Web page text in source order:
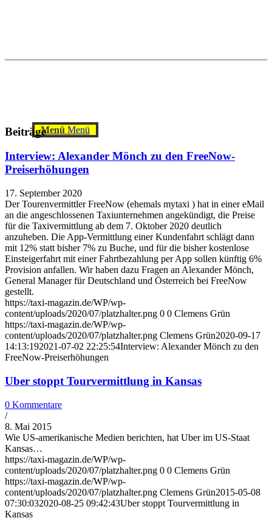
Menü Menü
Beiträge
Interview: Alexander Mönch zu den FreeNow-
Preiserhöhungen
17. September 2020
Der Tourenvermittler FreeNow (ehemals mytaxi ) hat in einer eMail
an die angeschlossenen Taxiunternehmen angekündigt, die Preise
für die Taxivermittlung ab dem 7. Oktober 2020 deutlich
anzuheben. Die App-Vermittlung einer Kundenfahrt schlägt dann
mit 12% statt bisher 7% zu Buche, und für die bisher kostenlose
Einsteigerfahrt mit einer Fahrtbezahlung per App sollen künftig 6%
Provision anfallen. Wir haben dazu Fragen an Alexander Mönch,
General Manager für Deutschland und Österreich bei FreeNow
gestellt.
https://taxi-magazin.de/WP/wp-
content/uploads/2020/07/platzhalter.png 0 0 Clemens Grün
https://taxi-magazin.de/WP/wp-
content/uploads/2020/07/platzhalter.png Clemens Grün2020-09-17
14:13:192021-07-02 22:25:54Interview: Alexander Mönch zu den
FreeNow-Preiserhöhungen
Uber stoppt Tourvermittlung in Kansas
0 Kommentare
/
8. Mai 2015
Wie US-amerikanische Medien berichten, hat Uber im US-Staat
Kansas…
https://taxi-magazin.de/WP/wp-
content/uploads/2020/07/platzhalter.png 0 0 Clemens Grün
https://taxi-magazin.de/WP/wp-
content/uploads/2020/07/platzhalter.png Clemens Grün2015-05-08
07:30:032020-08-25 09:42:43Uber stoppt Tourvermittlung in
Kansas